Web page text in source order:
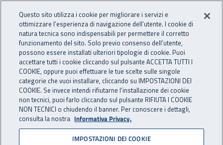
INAIL - Istituto Nazionale
Apri cerca
Navigazione principale
Navigazione - Ti trovi in:
Home Inail comunica Avvisi
Avviso pubblico formazione
e informazione 2024:
Questo sito utilizza i cookie per migliorare i servizi e
ottimizzare l’esperienza di navigazione dell’utente. I cookie di
natura tecnica sono indispensabili per permettere il corretto
funzionamento del sito. Solo previo consenso dell’utente,
possono essere installati ulteriori tipologie di cookie. Puoi
accettare tutti i cookie cliccando sul pulsante ACCETTA TUTTI I
COOKIE, oppure puoi effettuare le tue scelte sulle singole
categorie che vuoi installare, cliccando su IMPOSTAZIONI DEI
COOKIE. Se invece intendi rifiutarne l’installazione dei cookie
non tecnici, puoi farlo cliccando sul pulsante RIFIUTA I COOKIE
NON TECNICI o chiudendo il banner. Per conoscere i dettagli,
consulta la nostra Informativa Privacy.
IMPOSTAZIONI DEI COOKIE